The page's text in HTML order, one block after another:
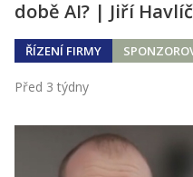
době AI? | Jiří
ŘÍZENÍ FIRMY
Před 3 týdny